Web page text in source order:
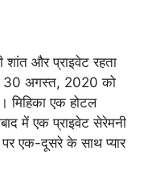
शांत और प्राइवेट रहता
30 अगस्त, 2020 को
मिहिका एक होटल
में एक प्राइवेट सेरेमनी
एक-दूसरे के साथ प्यार